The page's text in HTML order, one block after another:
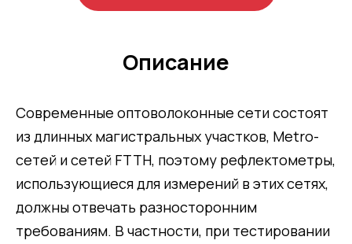
Описание
Современные оптоволоконные сети состоят
из длинных магистральных участков, Metro-
сетей и сетей FTTH, поэтому рефлектометры,
использующиеся для измерений в этих сетях,
должны отвечать разносторонним
требованиям. В частности, при тестировании